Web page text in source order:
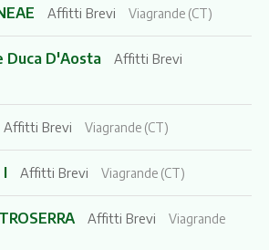
Affitti Brevi Viagrande (CT)
Duca D'Aosta Affitti Brevi
Affitti Brevi Viagrande (CT)
I Affitti Brevi Viagrande (CT)
Affitti Brevi
Viagrande